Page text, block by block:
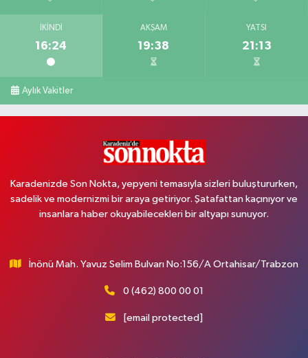
İKINDI
16:24
AKŞAM
19:38
YATSI
21:13
Aylık Vakitler
Karadenizde Son Nokta, yepyeni temasıyla sizleri buluştururken,
sadelik ve modernizmi bir araya getiriyor. Şatafattan kaçınıyor ve
insanlara haber okuyabilecekleri bir altyapı sunuyor.
İnönü Mah. Yavuz Selim Bulvarı No:156/A Ortahisar/Trabzon
0 (462) 800 00 01
[email protected]